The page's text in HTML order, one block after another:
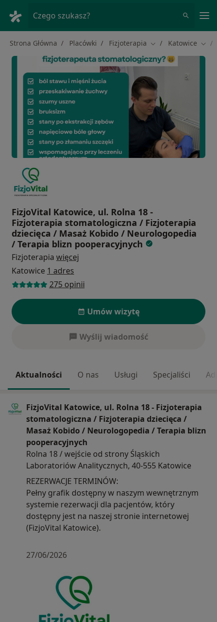
Czego szukasz?
Strona Główna Placówki Fizjoterapia Zmień miasto
Katowice
FizjoVital Katowice, ul. Rolna 18 -
Fizjoterapia stomatologiczna / Fizjoterapia
dziecięca / Masaż Kobido / Neurologopedia
/ Terapia blizn pooperacyjnych
Fizjoterapia więcej
Katowice 1 adres
275 opinii
Umów wizytę
Wyślij wiadomość
Aktualności O nas Usługi Specjaliści
FizjoVital Katowice, ul. Rolna 18 - Fizjoterapia
stomatologiczna / Fizjoterapia dziecięca /
Masaż Kobido / Neurologopedia / Terapia blizn
pooperacyjnych
Rolna 18 / wejście od strony Śląskich
Laboratoriów Analitycznych, 40-555 Katowice
REZERWACJE TERMINÓW:
Pełny grafik dostępny w naszym wewnętrznym
systemie rezerwacji dla pacjentów, który
dostępny jest na naszej stronie internetowej
(FizjoVital Katowice).
27/06/2026